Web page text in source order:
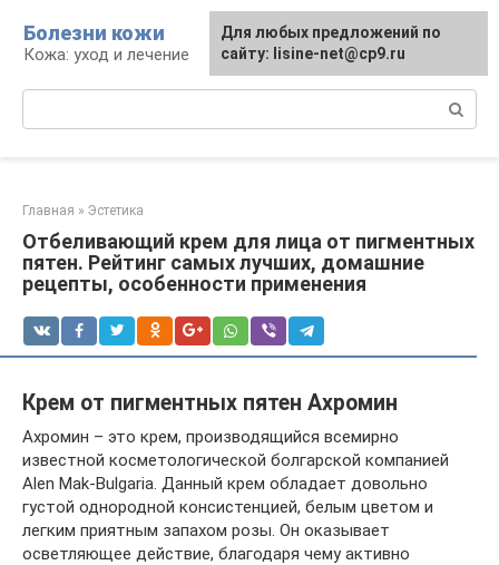
контенту
Болезни кожи
Кожа: уход и лечение
Главная » Эстетика
Отбеливающий крем для лица от пигментных
пятен. Рейтинг самых лучших, домашние
рецепты, особенности применения
Крем от пигментных пятен Ахромин
Ахромин – это крем, производящийся всемирно
известной косметологической болгарской компанией
Alen Mak-Bulgaria. Данный крем обладает довольно
густой однородной консистенцией, белым цветом и
легким приятным запахом розы. Он оказывает
осветляющее действие, благодаря чему активно
Для любых предложений по
сайту: lisine-net@cp9.ru